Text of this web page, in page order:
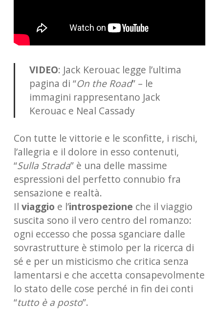
VIDEO: Jack Kerouac legge l’ultima
pagina di “On the Road” – le
immagini rappresentano Jack
Kerouac e Neal Cassady
Con tutte le vittorie e le sconfitte, i rischi,
l’allegria e il dolore in esso contenuti,
“Sulla Strada” è una delle massime
espressioni del perfetto connubio fra
sensazione e realtà.
Il viaggio e l’introspezione che il viaggio
suscita sono il vero centro del romanzo:
ogni eccesso che possa sganciare dalle
sovrastrutture è stimolo per la ricerca di
sé e per un misticismo che critica senza
lamentarsi e che accetta consapevolmente
lo stato delle cose perché in fin dei conti
“tutto è a posto”.